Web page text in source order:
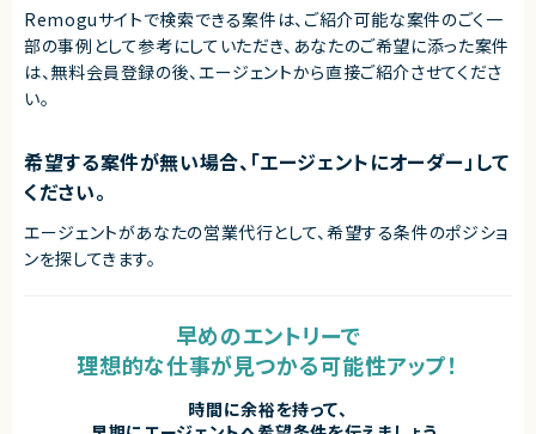
業務委託(準委任契約)
契約元
株式会社LASSIC
◎フルリモート環境で、場所に縛られず高いパフォーマンスを発揮できます
◎マーケティング施策の最前線で、動画×データ改善の経験を積むことがで
きます
Remoguサイトで検索できる案件は、ご紹介可能な案件のごく一
部の事例として参考にしていただき、 あなたのご希望に添った案件
は、無料会員登録の後、エージェントから直接ご紹介させてくださ
い。
希望する案件が無い場合、「エージェントにオーダー」して
ください。
エージェントがあなたの営業代行として、希望する条件のポジショ
ンを探してきます。
早めのエントリーで
理想的な仕事が見つかる可能性アップ！
時間に余裕を持って、